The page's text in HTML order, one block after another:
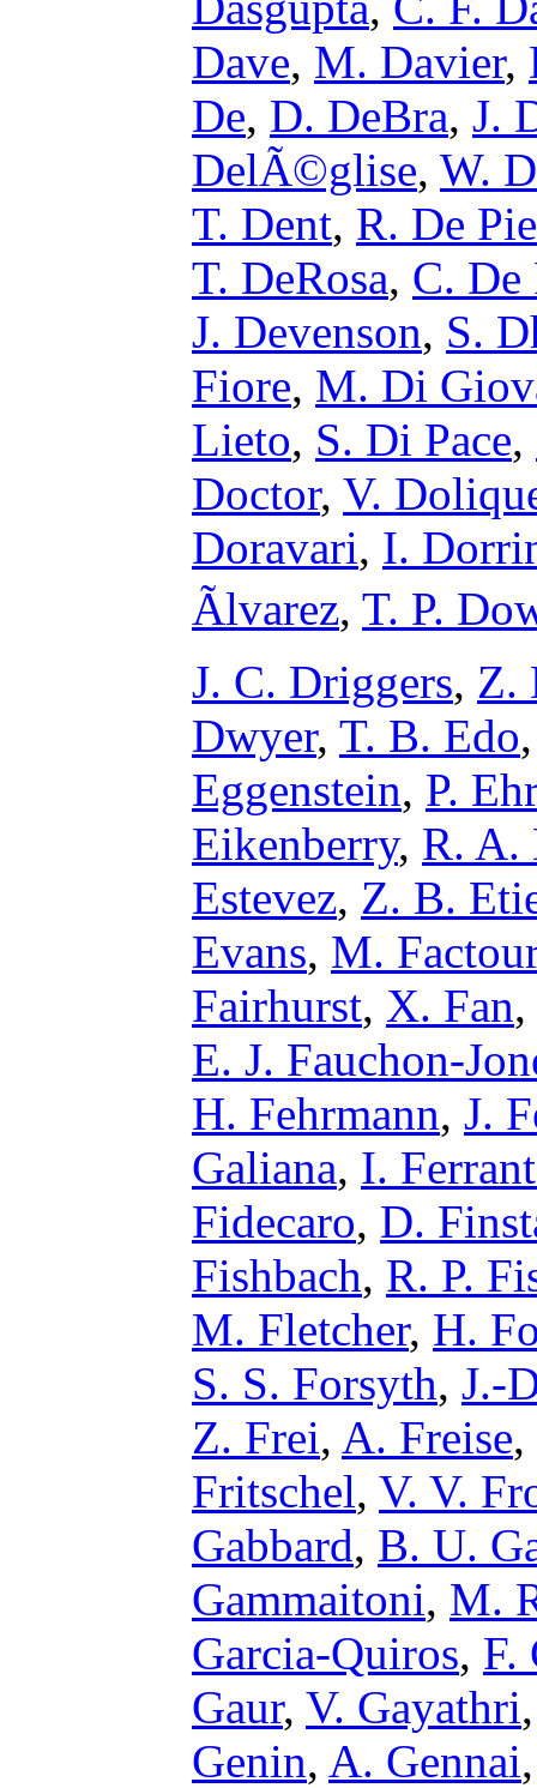
Dave, M. Davier,
De, D. DeBra, J.
DelÃ©glise, W.
T. Dent, R. De
T. DeRosa, C. De
J. Devenson, S.
Fiore, M. Di
Lieto, S. Di Pace,
Doctor, V.
Doravari, I.
Ãlvarez, T. P.
J. C. Driggers, Z.
Dwyer, T. B. Edo
Eggenstein, P.
Eikenberry, R. A.
Estevez, Z. B.
Evans, M.
Fairhurst, X. Fan,
E. J. Fauchon-
H. Fehrmann, J.
Galiana, I.
Fidecaro, D.
Fishbach, R. P.
M. Fletcher, H.
S. S. Forsyth, J.-
Z. Frei, A. Freise,
Fritschel, V. V.
Gabbard, B. U.
Gammaitoni, M.
Garcia-Quiros, F.
Gaur, V. Gayathri
Genin, A. Gennai